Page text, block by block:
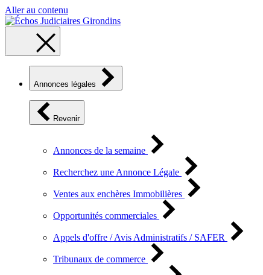
Aller au contenu
Annonces légales
Revenir
Annonces de la semaine
Recherchez une Annonce Légale
Ventes aux enchères Immobilières
Opportunités commerciales
Appels d'offre / Avis Administratifs / SAFER
Tribunaux de commerce